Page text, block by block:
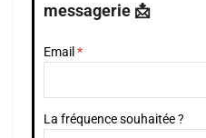
messagerie 📩
Email
La fréquence souhaitée ?